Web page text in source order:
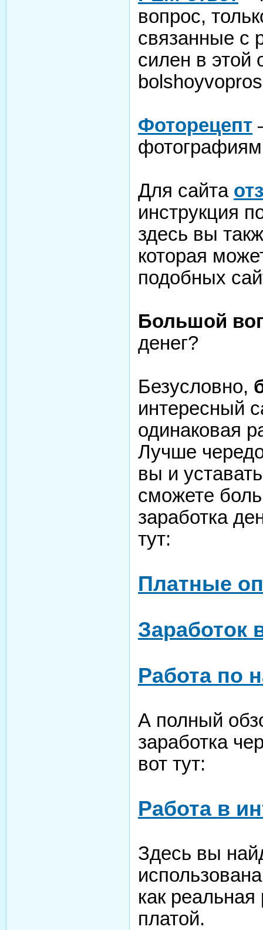
вопрос,
связанные с
силен в этой
Фоторецепт
Для сайта
инструкция
здесь вы
которая
подобных
Большой
денег?
Безусловно,
интересный
одинаковая
Лучше
вы и
сможете
заработка
тут:
Платные
Заработок
Работа по
А полный
заработка
вот тут:
Работа в
Здесь вы
как
платой.